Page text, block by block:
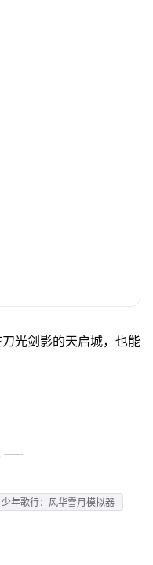
光剑影的天启城，也能
少年歌行：风华雪月模拟器